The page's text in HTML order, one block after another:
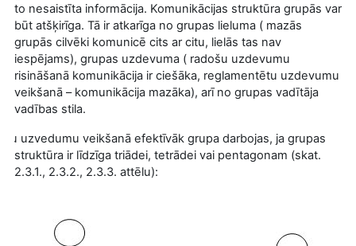
to nesaistīta informācija. Komunikācijas struktūra grupās var
būt atšķirīga. Tā ir atkarīga no grupas lieluma ( mazās
grupās cilvēki komunicē cits ar citu, lielās tas nav
iespējams), grupas uzdevuma ( radošu uzdevumu
risināšanā komunikācija ir ciešāka, reglamentētu uzdevumu
veikšanā – komunikācija mazāka), arī no grupas vadītāja
vadības stila.
uzvedumu veikšanā efektīvāk grupa darbojas, ja grupas
struktūra ir līdzīga triādei, tetrādei vai pentagonam (skat.
2.3.1., 2.3.2., 2.3.3. attēlu):